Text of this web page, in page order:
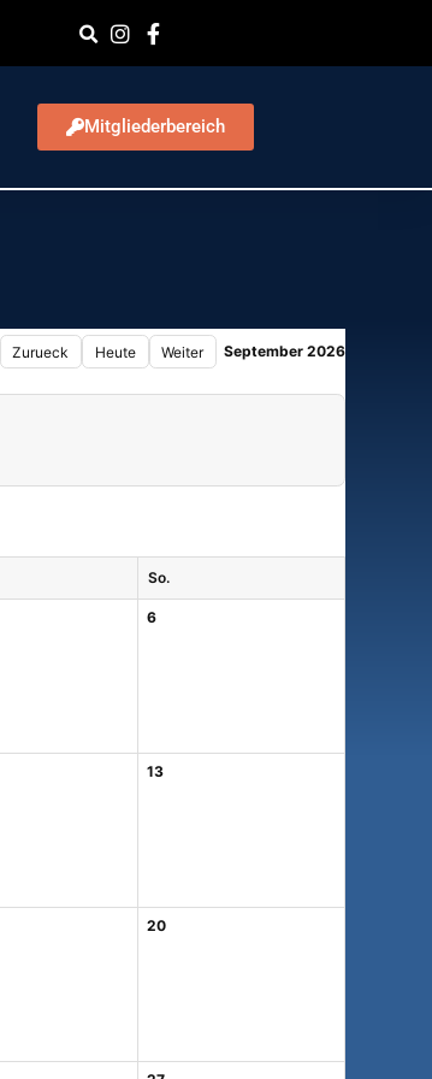
Mitgliederbereich
Zurueck Heute Weiter September 2026
So.
6
13
20